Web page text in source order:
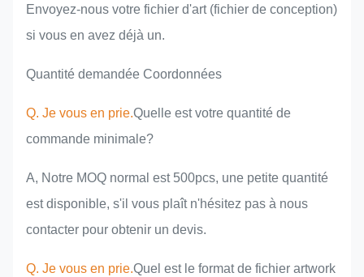
Envoyez-nous votre fichier d'art (fichier de conception)
si vous en avez déjà un.
Quantité demandée Coordonnées
Q. Je vous en prie.Quelle est votre quantité de
commande minimale?
A, Notre MOQ normal est 500pcs, une petite quantité
est disponible, s'il vous plaît n'hésitez pas à nous
contacter pour obtenir un devis.
Q. Je vous en prie.Quel est le format de fichier artwork